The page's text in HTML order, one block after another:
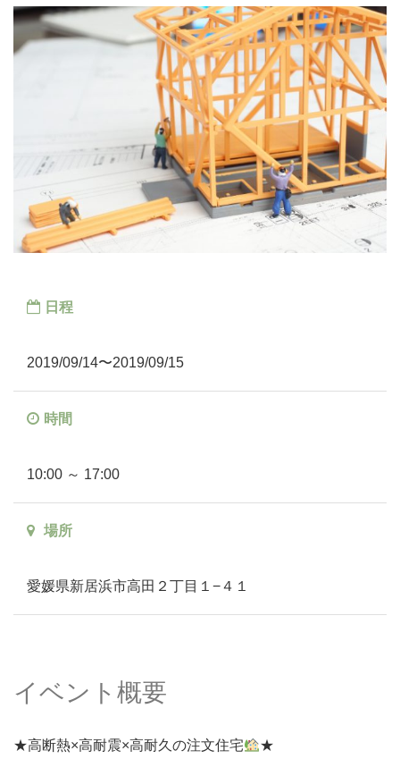
日程
2019/09/14〜2019/09/15
時間
10:00 ～ 17:00
場所
愛媛県新居浜市高田２丁目１−４１
イベント概要
★高断熱×高耐震×高耐久の注文住宅 ★